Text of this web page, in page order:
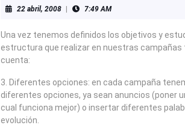
22 abril, 200822
2008
7:49 AM
Una vez tenemos definidos los objetivos y
estructura que realizar en nuestras campañas
cuenta:
3. Diferentes opciones: en cada campaña
diferentes opciones, ya sean anuncios (poner
cual funciona mejor) o insertar diferentes
evolución.